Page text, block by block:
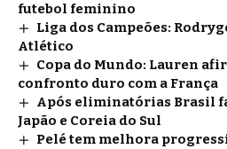
futebol feminino
Liga dos Campeões:
Atlético
Copa do Mundo: Lauren
confronto duro com a França
Após eliminatórias Brasil
Japão e Coreia do Sul
Pelé tem melhora